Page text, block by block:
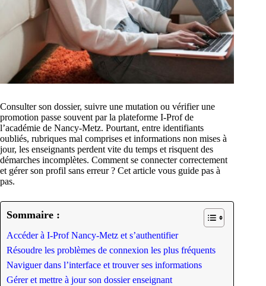
Consulter son dossier, suivre une mutation ou vérifier une
promotion passe souvent par la plateforme I-Prof de
l’académie de Nancy-Metz. Pourtant, entre identifiants
oubliés, rubriques mal comprises et informations non mises à
jour, les enseignants perdent vite du temps et risquent des
démarches incomplètes. Comment se connecter correctement
et gérer son profil sans erreur ? Cet article vous guide pas à
pas.
Sommaire :
Accéder à I-Prof Nancy-Metz et s’authentifier
Résoudre les problèmes de connexion les plus fréquents
Naviguer dans l’interface et trouver ses informations
Gérer et mettre à jour son dossier enseignant